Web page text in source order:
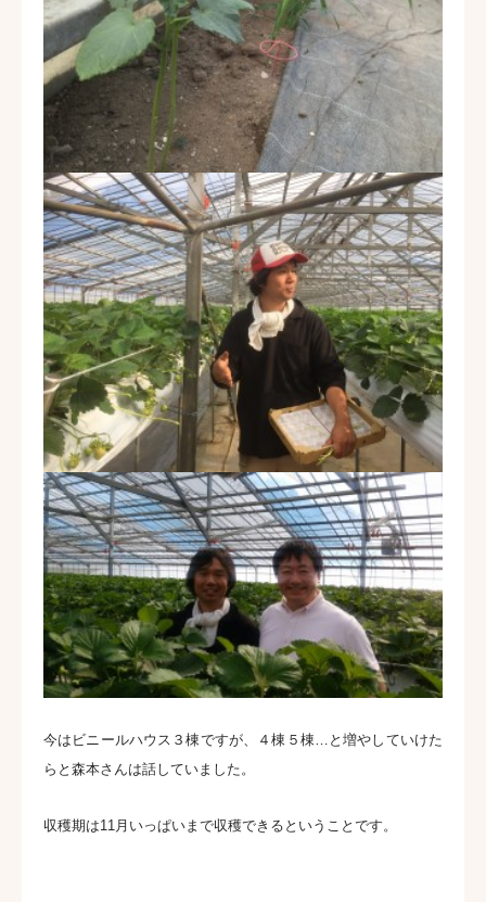
今はビニールハウス３棟ですが、４棟５棟…と増やしていけた
らと森本さんは話していました。
収穫期は11月いっぱいまで収穫できるということです。